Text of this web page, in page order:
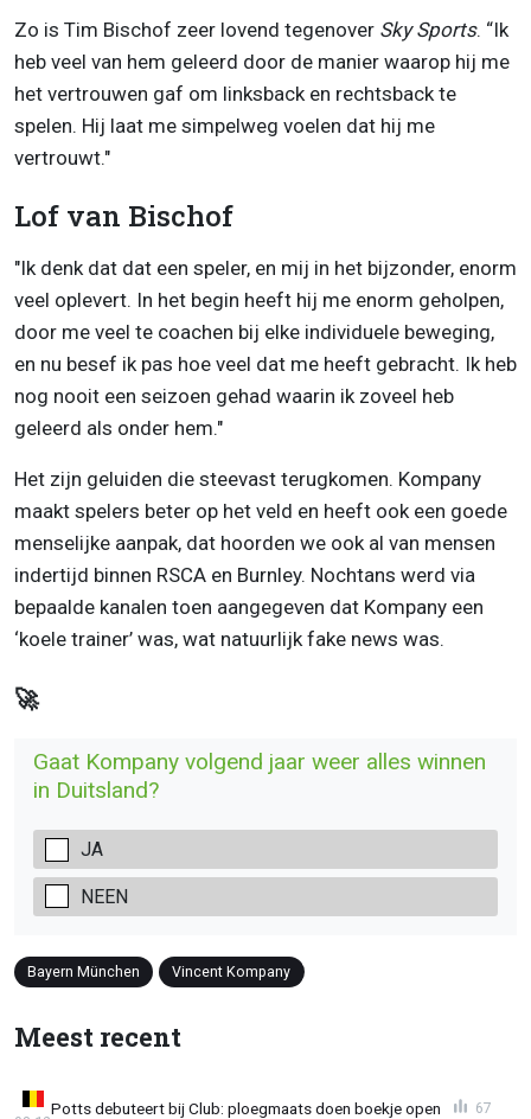
Zo is Tim Bischof zeer lovend tegenover Sky Sports. “Ik
heb veel van hem geleerd door de manier waarop hij me
het vertrouwen gaf om linksback en rechtsback te
spelen. Hij laat me simpelweg voelen dat hij me
vertrouwt."
Lof van Bischof
"Ik denk dat dat een speler, en mij in het bijzonder, enorm
veel oplevert. In het begin heeft hij me enorm geholpen,
door me veel te coachen bij elke individuele beweging,
en nu besef ik pas hoe veel dat me heeft gebracht. Ik heb
nog nooit een seizoen gehad waarin ik zoveel heb
geleerd als onder hem."
Het zijn geluiden die steevast terugkomen. Kompany
maakt spelers beter op het veld en heeft ook een goede
menselijke aanpak, dat hoorden we ook al van mensen
indertijd binnen RSCA en Burnley. Nochtans werd via
bepaalde kanalen toen aangegeven dat Kompany een
‘koele trainer’ was, wat natuurlijk fake news was.
🚀
Gaat Kompany volgend jaar weer alles winnen
in Duitsland?
JA
NEEN
Bayern München Vincent Kompany
Meest recent
Potts debuteert bij Club: ploegmaats doen boekje open 67